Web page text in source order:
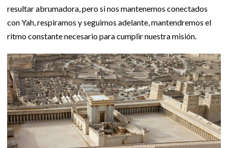
resultar abrumadora, pero si nos mantenemos conectados
con Yah, respiramos y seguimos adelante, mantendremos el
ritmo constante necesario para cumplir nuestra misión.